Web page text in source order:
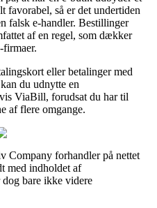
favorabel, så er det undertiden
falsk e-handler. Bestillinger
af en regel, som dækker
eller betalinger med
du udnytte en
ViaBill, forudsat du har til
af flere omgange.
Company forhandler på nettet
med indholdet af
bare ikke videre